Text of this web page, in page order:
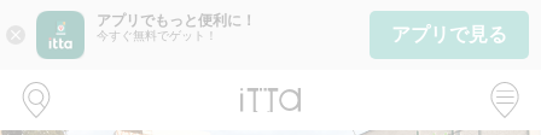
close
アプリでもっと便利に！
今すぐ無料でゲット！ アプリで見る